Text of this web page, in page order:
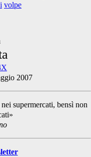
volpe
2007
supermercati, bensì non